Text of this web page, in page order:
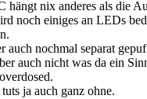
hängt nix anderes als die
noch einiges an LEDs
auch nochmal separat
auch nicht was da ein
ja auch ganz ohne.